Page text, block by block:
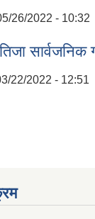
26/2022 - 10:32
Steel Parts for
सार्वजनिक
22/2022 - 12:51